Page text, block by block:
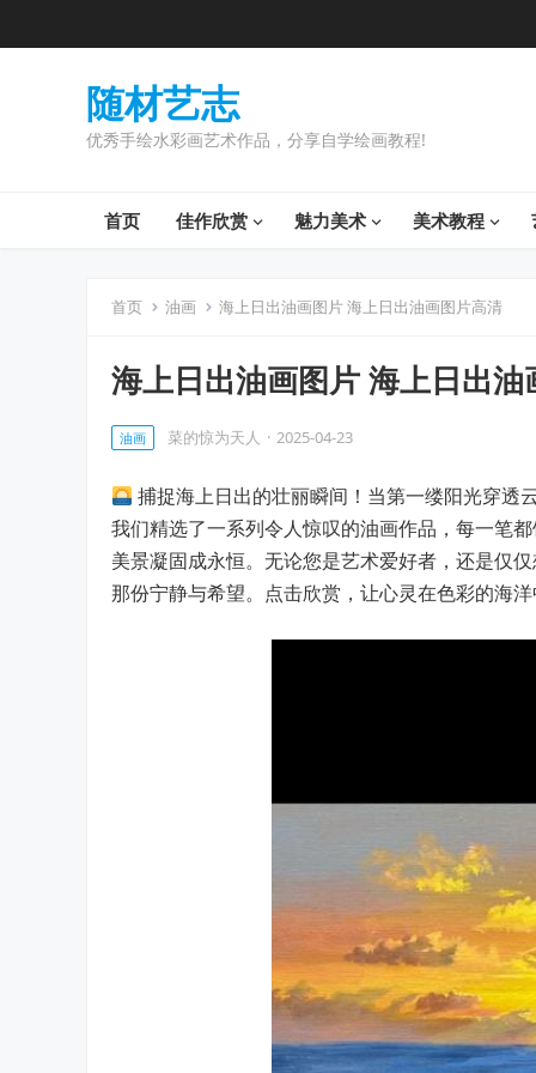
随材艺志
优秀手绘水彩画艺术作品，分享自学绘画教程!
首页 佳作欣赏 魅力美术 美术教程
首页 油画 海上日出油画图片 海上日出油画图片高清
海上日出油画图片 海上日出油
油画 菜的惊为天人 · 2025-04-23
捕捉海上日出的壮丽瞬间！当第一缕阳光穿透
我们精选了一系列令人惊叹的油画作品，每一笔
美景凝固成永恒。无论您是艺术爱好者，还是仅
那份宁静与希望。点击欣赏，让心灵在色彩的海